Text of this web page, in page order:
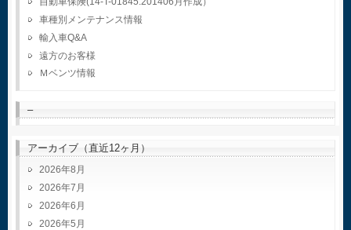
車種別メンテナンス情報
輸入車Q&A
遠方のお客様
Ｍベンツ情報
–
アーカイブ（直近12ヶ月）
2026年8月
2026年7月
2026年6月
2026年5月